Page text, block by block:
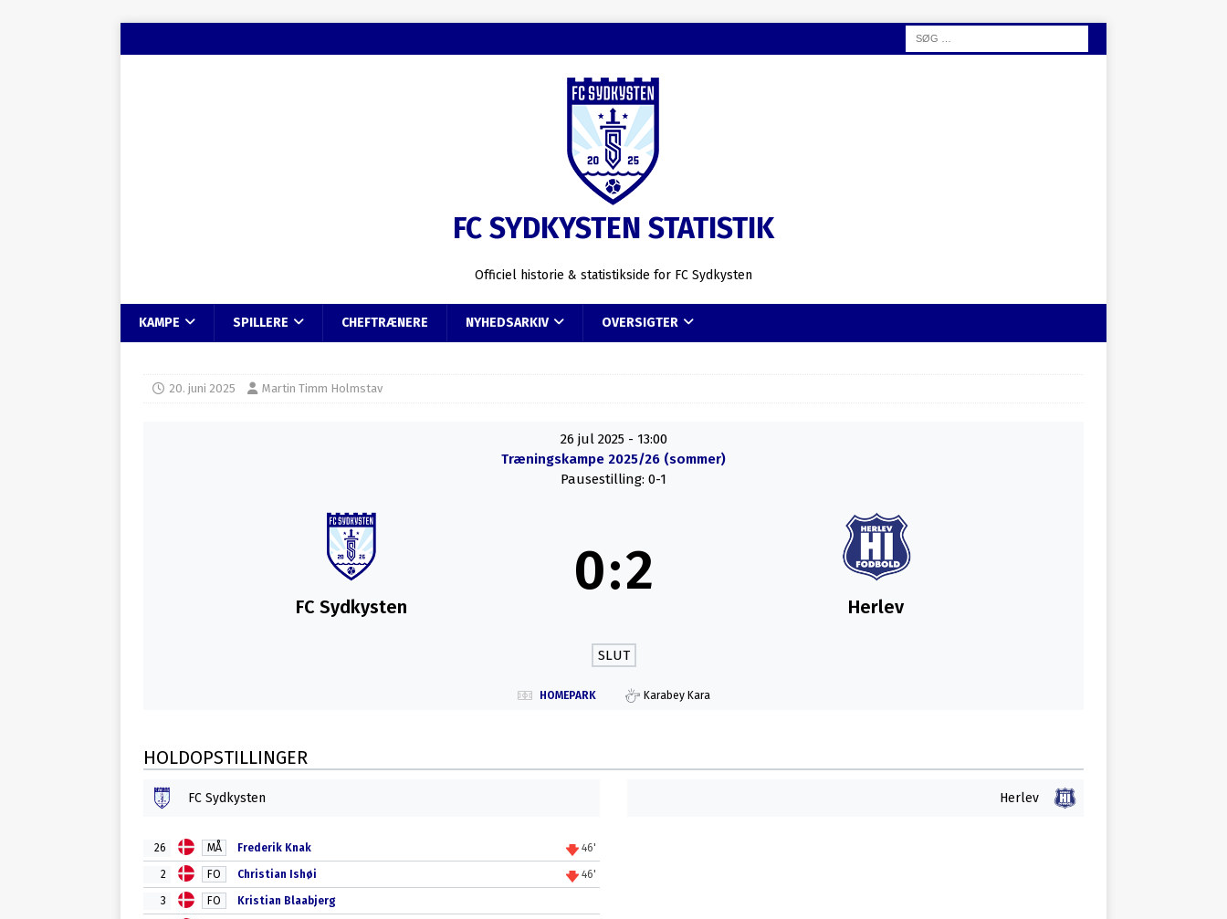
FC SYDKYSTEN STATISTIK
Officiel historie & statistikside for FC Sydkysten
KAMPE SPILLERE CHEFTRÆNERE NYHEDSARKIV OVERSIGTER
20. juni 2025 Martin Timm Holmstav
26 jul 2025 - 13:00
Træningskampe 2025/26 (sommer)
Pausestilling: 0-1
FC Sydkysten
0:2
Herlev
SLUT
HOMEPARK Karabey Kara
HOLDOPSTILLINGER
FC Sydkysten
26 MÅ Frederik Knak 46'
2 FO Christian Ishøi 46'
3 FO Kristian Blaabjerg
Herlev